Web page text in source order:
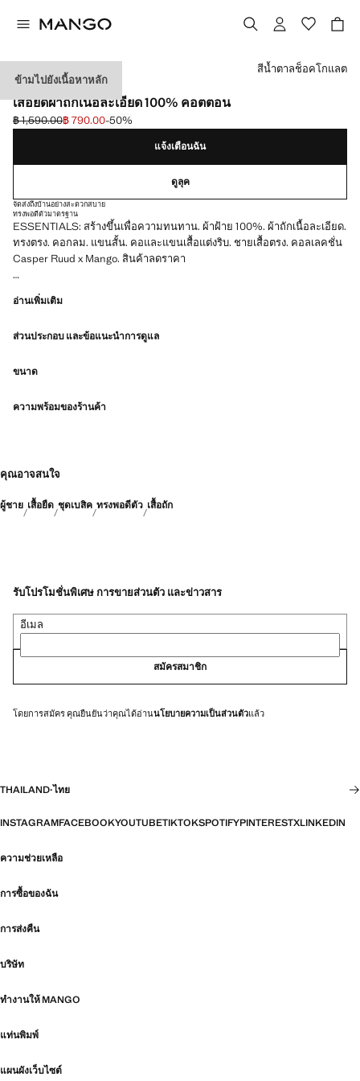
ข้ามไปยังเนื้อหาหลัก
ESSENTIALS
เสื้อยืดผ้าถักเนื้อละเอียด 100% คอตตอน
ลดราคาเริ่มต้น [฿ 1,590.00 ]
฿ 1,590.00
ราคาปัจจุบัน [฿ 790.00 ]
฿ 790.00-50%
เลือกสี
สีน้ำตาลช็อคโกแลต
แจ้งเตือนฉัน
ดูลุค
จัดส่งถึงบ้านอย่างสะดวกสบาย
ทรงพอดีตัวมาตรฐาน
ESSENTIALS: สร้างขึ้นเพื่อความทนทาน. ผ้าฝ้าย 100%. ผ้าถักเนื้อละเอียด.
ทรงตรง. คอกลม. แขนสั้น. คอและแขนเสื้อแต่งริบ. ชายเสื้อตรง. คอลเลคชั่น
Casper Ruud x Mango. สินค้าลดราคา
ESSENTIALS: คุณภาพดีใช้งานได้ทนทาน เราได้เพิ่มมาตรฐานด้าน
คุณภาพของเราให้ดียิ่งขึ้นโดยเพิ่มการทดสอบความทนทานแบบใหม่ให้กับ
ทำให้เสื้อผ้ามีความทนทาน อเนกประสงค์ และเข้ากับทุกยุคทุกสมัยได้มาก
อ่านเพิ่มเติม
ส่วนประกอบ และข้อแนะนำการดูแล
ขนาด
ความพร้อมของร้านค้า
คุณอาจสนใจ
ผู้ชาย เสื้อยืด ชุดเบสิค ทรงพอดีตัว เสื้อถัก
รับโปรโมชั่นพิเศษ การขายส่วนตัว และข่าวสาร
อีเมล
สมัครสมาชิก
โดยการสมัคร คุณยืนยันว่าคุณได้อ่านนโยบายความเป็นส่วนตัวแล้ว
THAILAND·ไทย
INSTAGRAMFACEBOOKYOUTUBETIKTOKSPOTIFYPINTERESTXLINKEDIN
ความช่วยเหลือ
การซื้อของฉัน
การส่งคืน
บริษัท
ทำงานให้ MANGO
แท่นพิมพ์
แผนผังเว็บไซต์